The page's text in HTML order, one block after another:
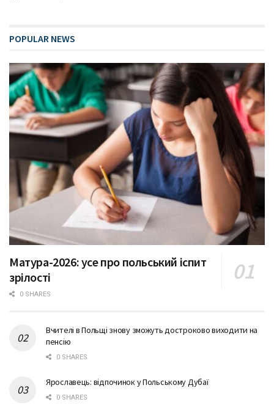
POPULAR NEWS
Матура-2026: усе про польський іспит
зрілості
0 SHARES
Вчителі в Польщі знову зможуть достроково виходити на
пенсію
0 SHARES
Ярославець: відпочинок у Польському Дубаї
0 SHARES